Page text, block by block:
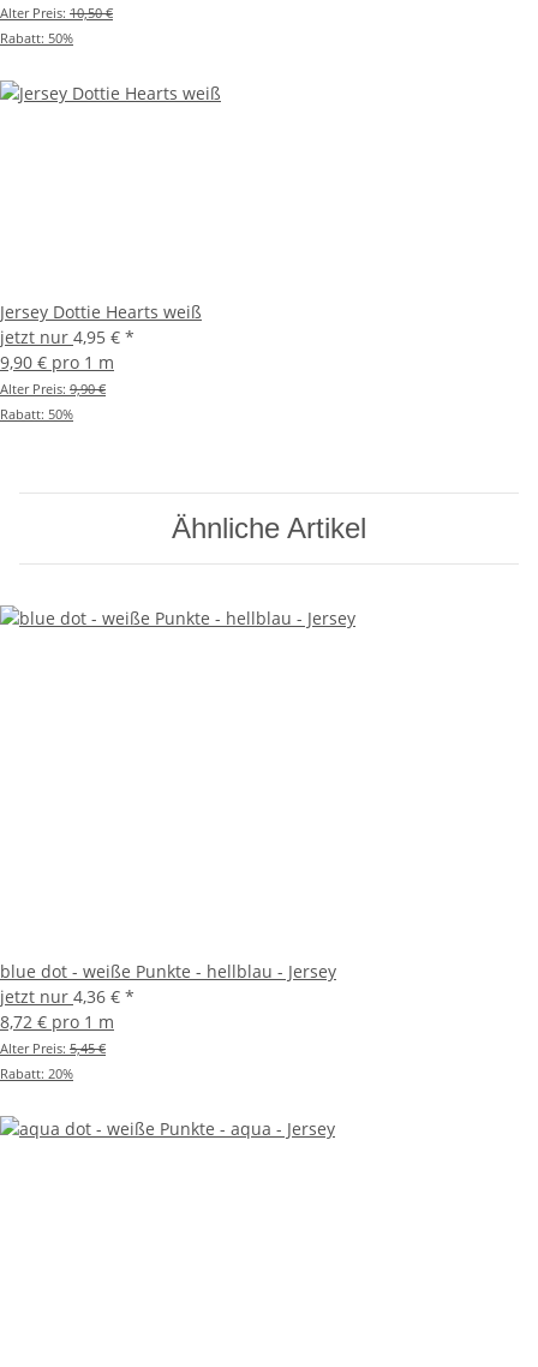
Alter Preis: 10,50 €
Rabatt: 50%
Jersey Dottie Hearts weiß
jetzt nur 4,95 € *
9,90 € pro 1 m
Alter Preis: 9,90 €
Rabatt: 50%
Ähnliche Artikel
blue dot - weiße Punkte - hellblau - Jersey
jetzt nur 4,36 € *
8,72 € pro 1 m
Alter Preis: 5,45 €
Rabatt: 20%